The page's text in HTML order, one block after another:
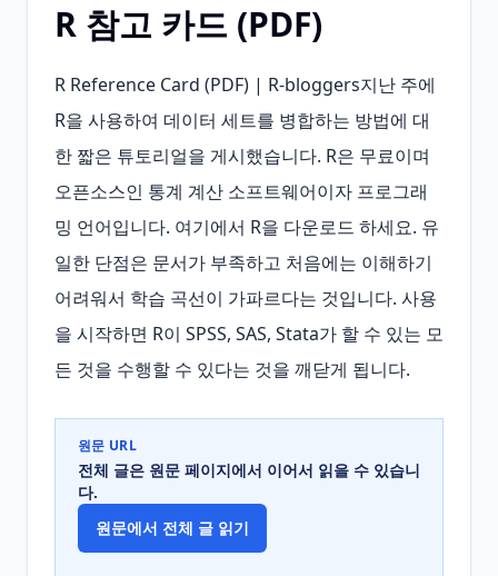
R 참고 카드 (PDF)
R Reference Card (PDF) | R-bloggers지난 주에
R을 사용하여 데이터 세트를 병합하는 방법에 대
한 짧은 튜토리얼을 게시했습니다. R은 무료이며
오픈소스인 통계 계산 소프트웨어이자 프로그래
밍 언어입니다. 여기에서 R을 다운로드 하세요. 유
일한 단점은 문서가 부족하고 처음에는 이해하기
어려워서 학습 곡선이 가파르다는 것입니다. 사용
을 시작하면 R이 SPSS, SAS, Stata가 할 수 있는 모
든 것을 수행할 수 있다는 것을 깨닫게 됩니다.
원문 URL
전체 글은 원문 페이지에서 이어서 읽을 수 있습니
다.
원문에서 전체 글 읽기